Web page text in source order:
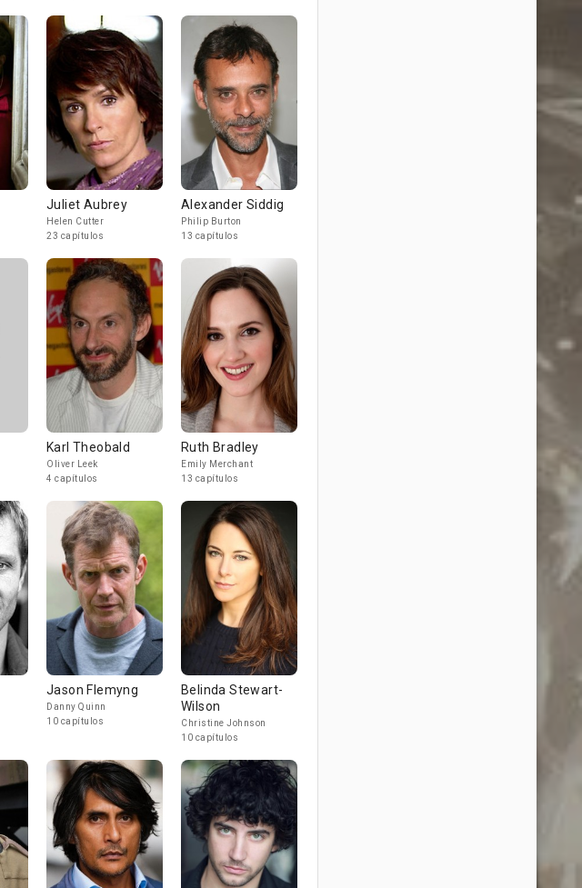
Juliet Aubrey
Helen Cutter
23 capítulos
Alexander Siddig
Philip Burton
13 capítulos
Karl Theobald
Oliver Leek
4 capítulos
Ruth Bradley
Emily Merchant
13 capítulos
Jason Flemyng
Danny Quinn
10 capítulos
Belinda Stewart-
Wilson
Christine Johnson
10 capítulos